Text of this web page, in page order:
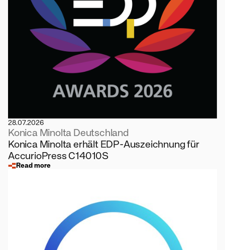
28.07.2026
Konica Minolta Deutschland
Konica Minolta erhält EDP-Auszeichnung für
AccurioPress C14010S
Read more